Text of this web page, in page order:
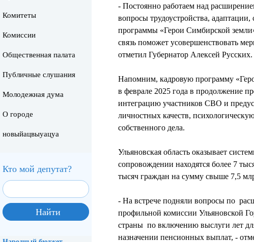
Комитеты
Комиссии
Общественная палата
Публичные слушания
Молодежная дума
О городе
новыйацвыуацуа
Кто мой депутат?
- Постоянно работаем над
вопросы трудоустройства,
программы «Герои Симбирской
связь поможет усовершенствовать
отметил Губернатор Алексей Русских.
Напомним, кадровую программу
в феврале 2025 года в продолжение
интеграцию участников СВО и
личностных качеств,
собственного дела.
Ульяновская область оказывает
сопровождении находятся более 7
тысяч граждан на сумму свыше 7,5
- На встрече подняли вопросы по
профильной комиссии Ульяновской
страны по включению выслуги лет
назначении пенсионных выплат, -